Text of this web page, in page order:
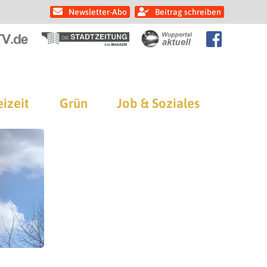
Newsletter-Abo Beitrag schreiben
Grün Job & Soziales